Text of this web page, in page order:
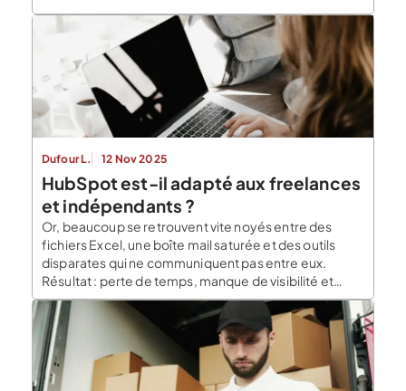
Dufour L. 12 Nov 2025
HubSpot est-il adapté aux freelances
et indépendants ?
Or, beaucoup se retrouvent vite noyés entre des
fichiers Excel, une boîte mail saturée et des outils
disparates qui ne communiquent pas entre eux.
Résultat : perte de temps, manque de visibilité et
opportunités commerciales manquées. C’est
précisément pour répondre à ce défi que se sont
développés les CRM (Customer Relationship
Management). Parmi eux, HubSpot […]